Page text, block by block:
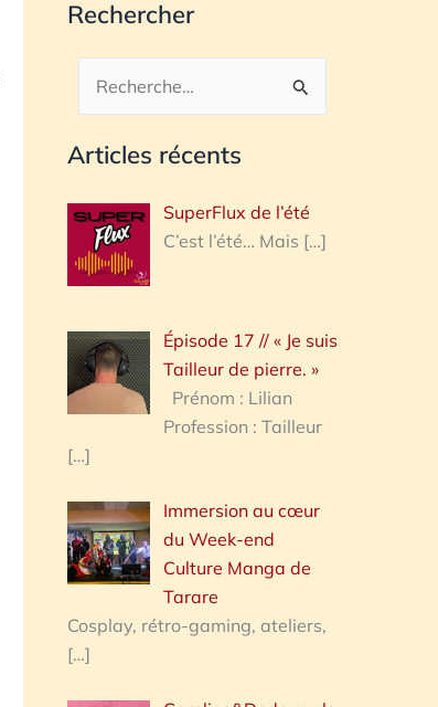
Rechercher
Rechercher :
Articles récents
SuperFlux de l’été
C’est l’été… Mais […]
Épisode 17 // « Je suis
Tailleur de pierre. »
Prénom : Lilian
Profession : Tailleur
[…]
Immersion au cœur
du Week-end
Culture Manga de
Tarare
Cosplay, rétro-gaming, ateliers,
[…]